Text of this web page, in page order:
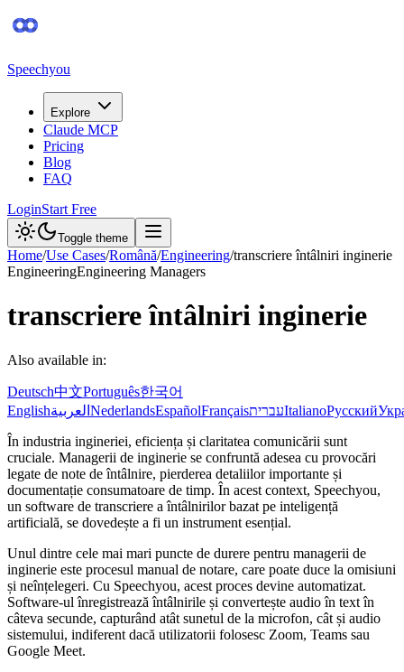
Speechyou
Explore
Claude MCP
Pricing
Blog
FAQ
LoginStart Free
Toggle theme
Home/Use Cases/Română/Engineering/transcriere întâlniri inginerie
EngineeringEngineering Managers
transcriere întâlniri inginerie
Also available in:
Deutsch中文Português한국어
Englishالعربية NederlandsEspañolFrançaisעבריתItalianoРусский
În industria ingineriei, eficiența și claritatea comunicării sunt
cruciale. Managerii de inginerie se confruntă adesea cu provocări
legate de note de întâlnire, pierderea detaliilor importante și
documentație consumatoare de timp. În acest context, Speechyou,
un software de transcriere a întâlnirilor bazat pe inteligență
artificială, se dovedește a fi un instrument esențial.
Unul dintre cele mai mari puncte de durere pentru managerii de
inginerie este procesul manual de notare, care poate duce la omisiuni
și neînțelegeri. Cu Speechyou, acest proces devine automatizat.
Software-ul înregistrează întâlnirile și convertește audio în text în
câteva secunde, capturând atât sunetul de la microfon, cât și audio
sistemului, indiferent dacă utilizatorii folosesc Zoom, Teams sau
Google Meet.